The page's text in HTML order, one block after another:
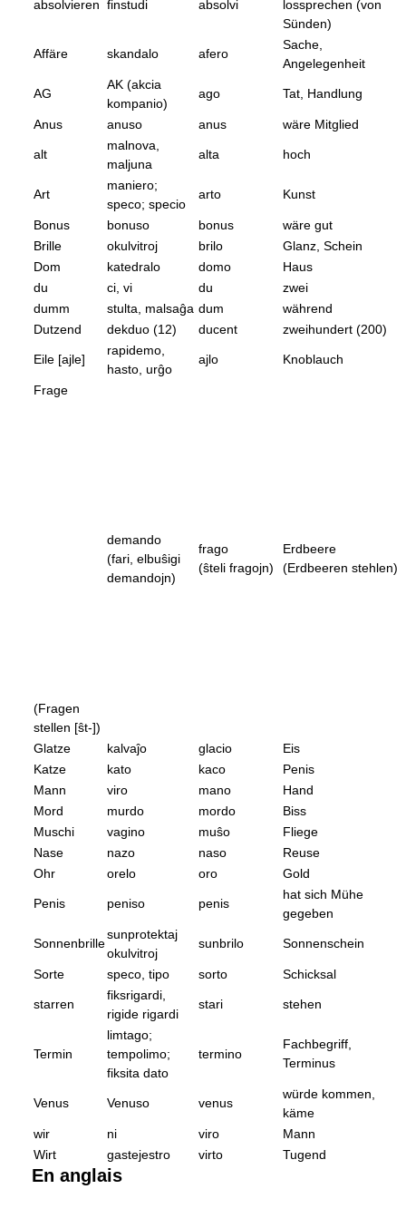
absolvieren finstudi absolvi
lossprechen (von
Sünden)
Affäre skandalo afero
Sache,
Angelegenheit
AG
AK (akcia
kompanio)
ago Tat, Handlung
Anus anuso anus wäre Mitglied
alt
malnova,
maljuna
alta hoch
Art
maniero;
speco; specio
arto Kunst
Bonus bonuso bonus
wäre gut
Brille
okulvitroj brilo
Glanz, Schein
Dom
katedralo domo
Haus
du
ci, vi du
zwei
dumm
stulta, malsaĝa dum
während
Dutzend
dekduo (12) ducent zweihundert (200)
Eile [ajle]
rapidemo,
hasto, urĝo
ajlo Knoblauch
Frage
(Fragen
stellen [ŝt-])
demando
(fari, elbuŝigi
demandojn)
frago
(ŝteli fragojn)
Erdbeere
(Erdbeeren stehlen)
Glatze kalvaĵo glacio
Eis
Katze
kato kaco
Penis
Mann
viro mano
Hand
Mord
murdo mordo
Biss
Muschi
vagino muŝo
Fliege
Nase
nazo naso
Reuse
Ohr
orelo oro Gold
Penis peniso penis
hat sich Mühe
gegeben
Sonnenbrille
sunprotektaj
okulvitroj
sunbrilo Sonnenschein
Sorte speco, tipo sorto Schicksal
starren
fiksrigardi,
rigide rigardi
stari stehen
Termin
limtago;
tempolimo;
fiksita dato
termino
Fachbegriff,
Terminus
Venus Venuso venus
würde kommen,
käme
wir
ni viro
Mann
Wirt
gastejestro virto Tugend
En anglais